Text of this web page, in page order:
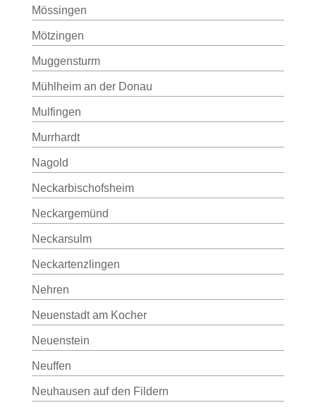
Mössingen
Mötzingen
Muggensturm
Mühlheim an der Donau
Mulfingen
Murrhardt
Nagold
Neckarbischofsheim
Neckargemünd
Neckarsulm
Neckartenzlingen
Nehren
Neuenstadt am Kocher
Neuenstein
Neuffen
Neuhausen auf den Fildern